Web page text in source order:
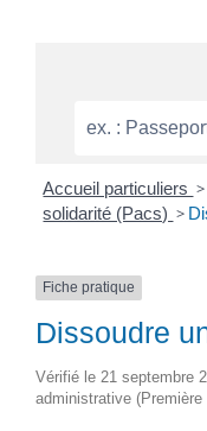
Accueil particuliers >
solidarité (Pacs) >
Fiche pratique
Dissoudre
Vérifié le 21 septembre
administrative